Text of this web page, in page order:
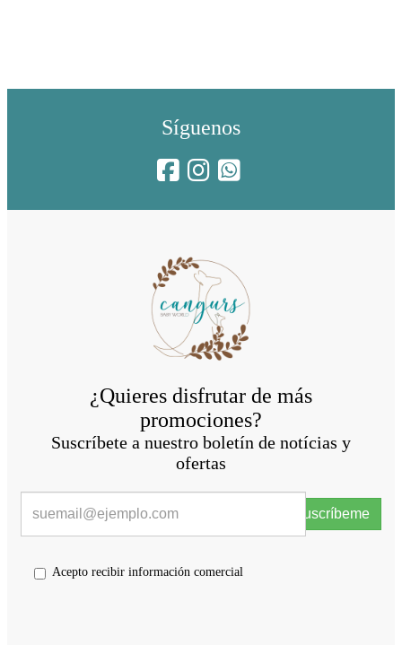
Síguenos
¿Quieres disfrutar de más
promociones?
Suscríbete a nuestro boletín de notícias y
ofertas
Suscríbeme
Acepto recibir información comercial